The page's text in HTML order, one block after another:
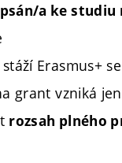
a ke studiu
Erasmus+
grant vzniká
rozsah plného